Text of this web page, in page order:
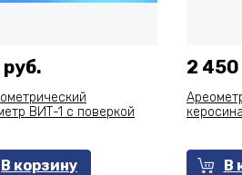
ВИТ-1 с поверкой
В корзину
2 450
керосина
В